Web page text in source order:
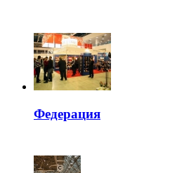
Федерация